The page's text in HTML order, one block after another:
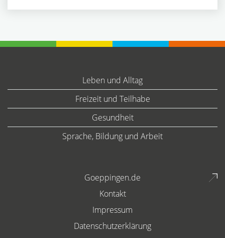
Leben und Alltag
Freizeit und Teilhabe
Gesundheit
Sprache, Bildung und Arbeit
Goeppingen.de
Kontakt
Impressum
Datenschutzerklärung